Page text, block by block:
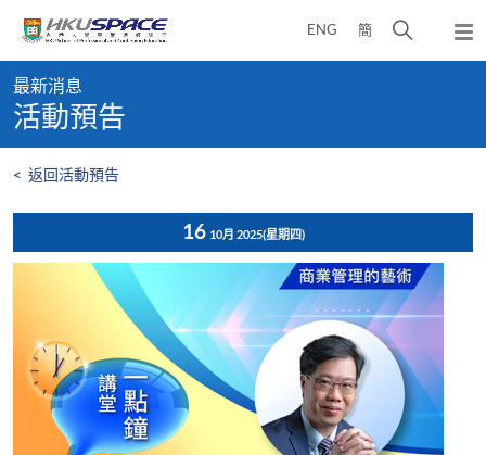
content
ENG 簡
開
彈
出
content
start
最新消息
活動預告
< 返回活動預告
16 10月 2025(星期四)